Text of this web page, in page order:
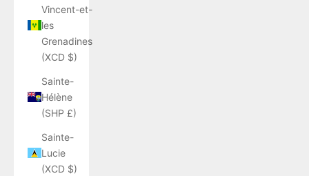
Vincent-et-
les
Grenadines
(XCD $)
Sainte-
Hélène
(SHP £)
Sainte-
Lucie
(XCD $)